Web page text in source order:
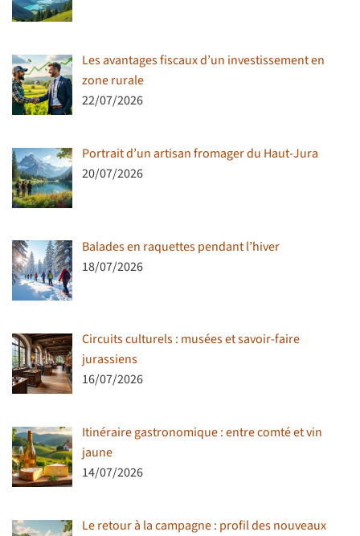
Les avantages fiscaux d’un investissement en
zone rurale
22/07/2026
Portrait d’un artisan fromager du Haut-Jura
20/07/2026
Balades en raquettes pendant l’hiver
18/07/2026
Circuits culturels : musées et savoir-faire
jurassiens
16/07/2026
Itinéraire gastronomique : entre comté et vin
jaune
14/07/2026
Le retour à la campagne : profil des nouveaux